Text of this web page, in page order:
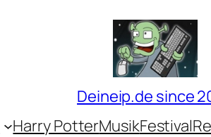
Deineip.de since
Harry PotterMusikFestival